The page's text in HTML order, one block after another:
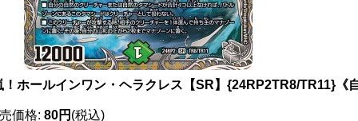
！ホールインワン・ヘラクレス【SR】{24RP2TR8/TR11}《
価格: 80円 (税込)